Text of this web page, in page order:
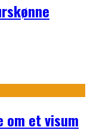
om et visum